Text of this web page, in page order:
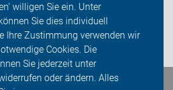
willigen Sie ein. Unter
Sie dies individuell
Ihre Zustimmung verwenden wir
Cookies. Die
Sie jederzeit unter
oder ändern. Alles